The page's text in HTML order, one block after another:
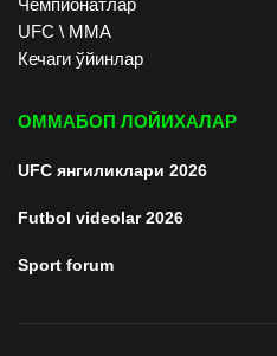
UFC \ ММА
Кечаги ўйинлар
ОММАБОП ЛОЙИХАЛАР
UFC янгиликлари 2026
Futbol videolar 2026
Sport forum